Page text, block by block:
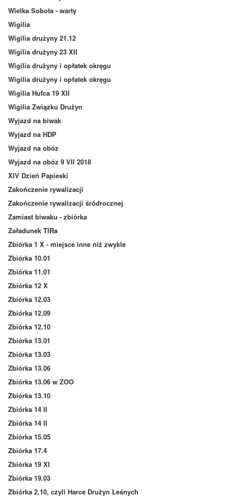
Wielka Sobota - warty
Wigilia
Wigilia drużyny 21.12
Wigilia drużyny 23 XII
Wigilia drużyny i opłatek okręgu
Wigilia drużyny i opłatek okręgu
Wigilia Hufca 19 XII
Wigilia Związku Drużyn
Wyjazd na biwak
Wyjazd na HDP
Wyjazd na obóz
Wyjazd na obóz 9 VII 2018
XIV Dzień Papieski
Zakończenie rywalizacji
Zakończenie rywalizacji śródrocznej
Zamiast biwaku - zbiórka
Załadunek TIRa
Zbiórka 1 X - miejsce inne niż zwykle
Zbiórka 10.01
Zbiórka 11.01
Zbiórka 12 X
Zbiórka 12.03
Zbiórka 12.09
Zbiórka 12.10
Zbiórka 13.01
Zbiórka 13.03
Zbiórka 13.06
Zbiórka 13.06 w ZOO
Zbiórka 13.10
Zbiórka 14 II
Zbiórka 14 II
Zbiórka 15.05
Zbiórka 17.4
Zbiórka 19 XI
Zbiórka 19.03
Zbiórka 2.10, czyli Harce Drużyn Leśnych